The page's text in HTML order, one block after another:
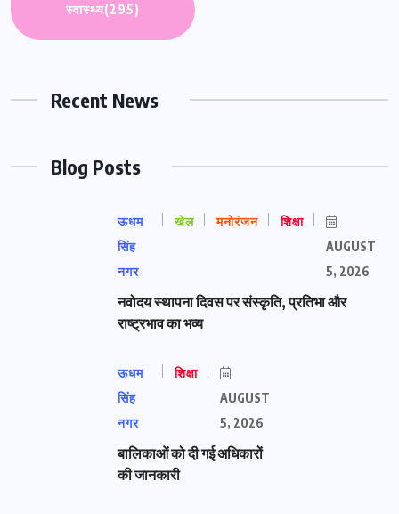
स्वास्थ्य(295)
Recent News
Blog Posts
ऊधम
सिंह
नगर
खेल मनोरंजन शिक्षा
AUGUST
5, 2026
नवोदय स्थापना दिवस पर संस्कृति, प्रतिभा और
राष्ट्रभाव का भव्य
ऊधम
सिंह
नगर
शिक्षा
AUGUST
5, 2026
बालिकाओं को दी गई अधिकारों
की जानकारी